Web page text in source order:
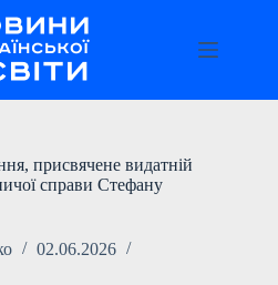
присвячене видатній
справи Стефану
02.06.2026